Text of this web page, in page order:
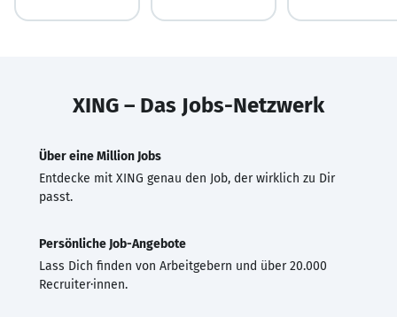
XING – Das Jobs-Netzwerk
Über eine Million Jobs
Entdecke mit XING genau den Job, der wirklich zu Dir
passt.
Persönliche Job-Angebote
Lass Dich finden von Arbeitgebern und über 20.000
Recruiter·innen.